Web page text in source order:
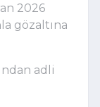
2026
gözaltına
adli